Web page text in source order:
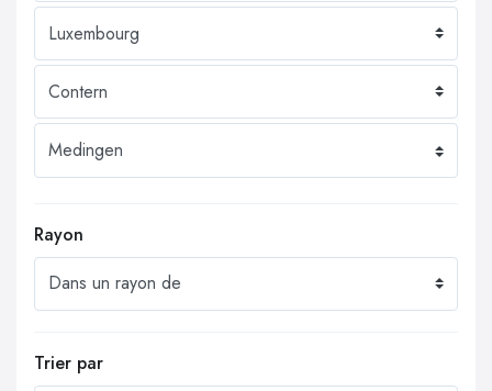
Rayon
Trier par